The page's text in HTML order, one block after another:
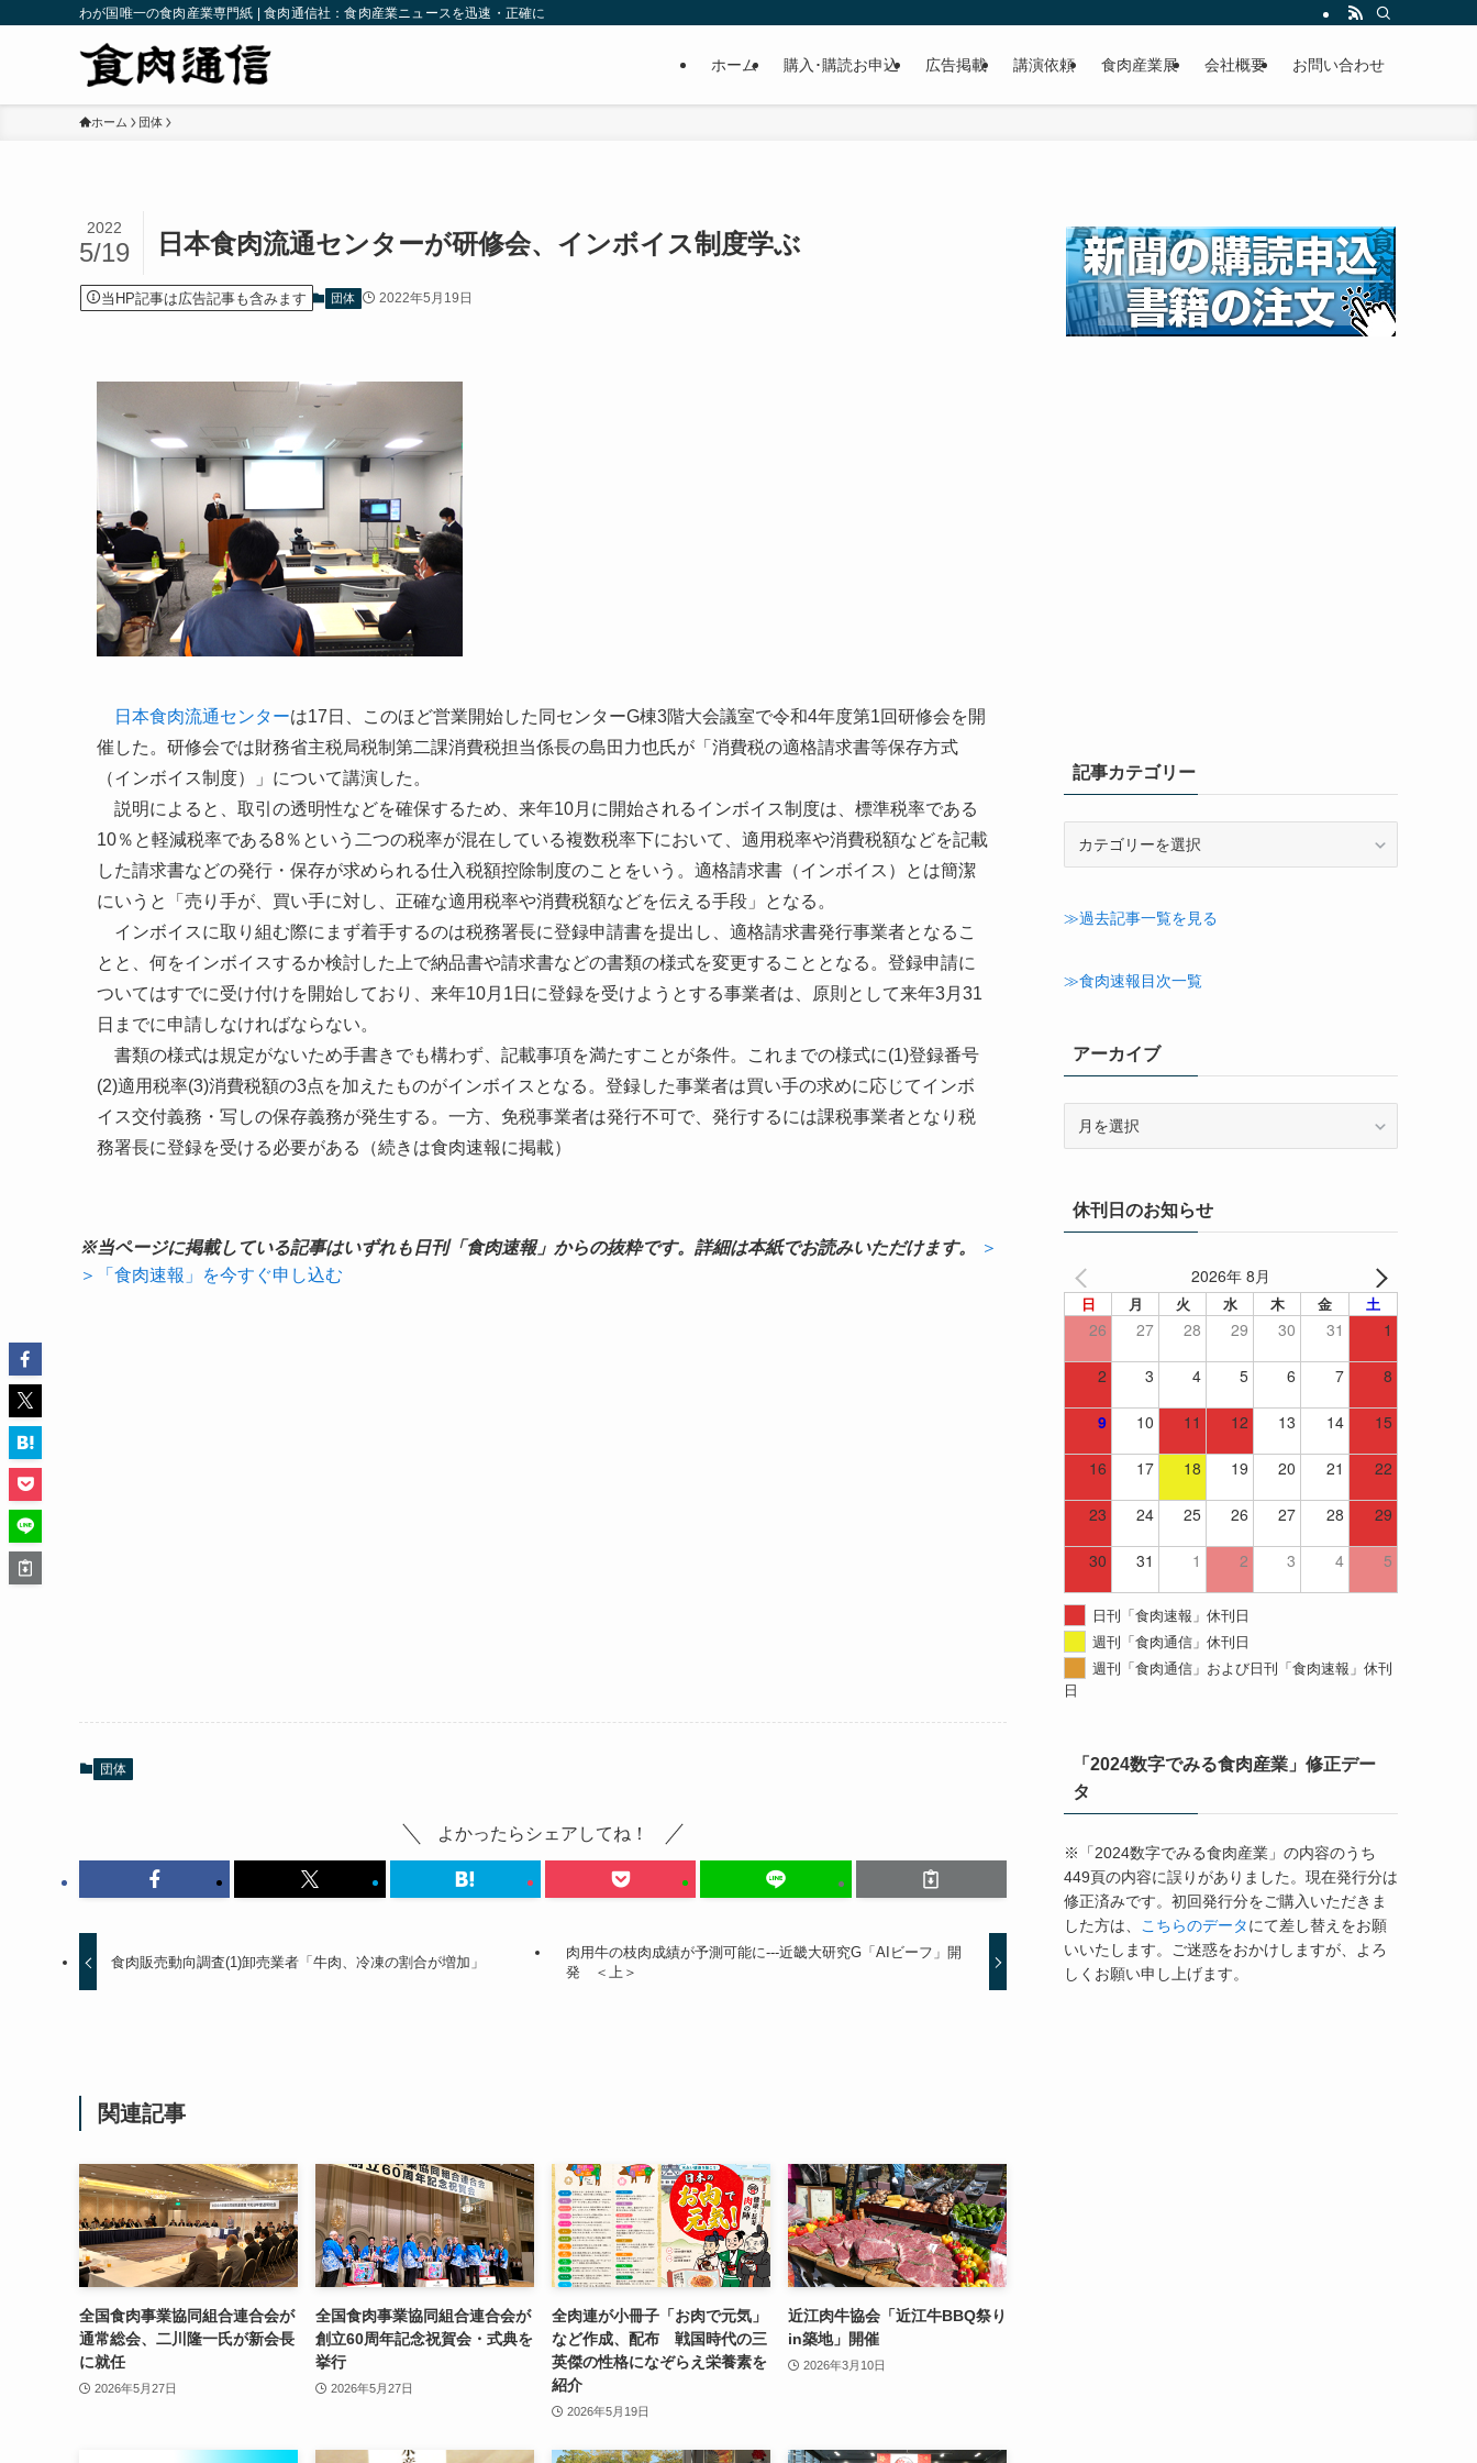
わが国唯一の食肉産業専門紙 | 食肉通信社：食肉産業ニュースを迅速・正確に
ホーム 購入･購読お申込 広告掲載 講演依頼 食肉産業展 会社概要 お問い合わせ
ホーム 団体
日本食肉流通センターが研修会、インボイス制度学ぶ
2022
5/19
当HP記事は広告記事も含みます 団体 2022年5月19日
日本食肉流通センターは17日、このほど営業開始した同センターG棟3階大会議室で令和4年度第1回研修会を開
催した。研修会では財務省主税局税制第二課消費税担当係長の島田力也氏が「消費税の適格請求書等保存方式
（インボイス制度）」について講演した。
説明によると、取引の透明性などを確保するため、来年10月に開始されるインボイス制度は、標準税率である
10％と軽減税率である8％という二つの税率が混在している複数税率下において、適用税率や消費税額などを記載
した請求書などの発行・保存が求められる仕入税額控除制度のことをいう。適格請求書（インボイス）とは簡潔
にいうと「売り手が、買い手に対し、正確な適用税率や消費税額などを伝える手段」となる。
インボイスに取り組む際にまず着手するのは税務署長に登録申請書を提出し、適格請求書発行事業者となるこ
とと、何をインボイスするか検討した上で納品書や請求書などの書類の様式を変更することとなる。登録申請に
ついてはすでに受け付けを開始しており、来年10月1日に登録を受けようとする事業者は、原則として来年3月31
日までに申請しなければならない。
書類の様式は規定がないため手書きでも構わず、記載事項を満たすことが条件。これまでの様式に(1)登録番号
(2)適用税率(3)消費税額の3点を加えたものがインボイスとなる。登録した事業者は買い手の求めに応じてインボ
イス交付義務・写しの保存義務が発生する。一方、免税事業者は発行不可で、発行するには課税事業者となり税
務署長に登録を受ける必要がある（続きは食肉速報に掲載）
※当ページに掲載している記事はいずれも日刊「食肉速報」からの抜粋です。詳細は本紙でお読みいただけます。
＞
＞「食肉速報」を今すぐ申し込む
団体
よかったらシェアしてね！
食肉販売動向調査(1)卸売業者「牛肉、冷凍の割合が増加」
肉用牛の枝肉成績が予測可能に---近畿大研究G「AIビーフ」開
発 ＜上＞
関連記事
全国食肉事業協同組合連合会が
通常総会、二川隆一氏が新会長
に就任
2026年5月27日
全国食肉事業協同組合連合会が
創立60周年記念祝賀会・式典を
挙行
2026年5月27日
全肉連が小冊子「お肉で元気」
など作成、配布 戦国時代の三
英傑の性格になぞらえ栄養素を
紹介
2026年5月19日
近江肉牛協会「近江牛BBQ祭り
in築地」開催
2026年3月10日
記事カテゴリー
ゴ
ー
≫過去記事一覧を見る
≫食肉速報目次一覧
アーカイブ
ブ休刊日のお知らせ
2026年 8月
日 月 火 水 木 金 土
26 27 28 29 30 31 1
2 3 4 5 6 7 8
9 10 11 12 13 14 15
16 17 18 19 20 21 22
23 24 25 26 27 28 29
30 31 1 2 3 4 5
日刊「食肉速報」休刊日
週刊「食肉通信」休刊日
週刊「食肉通信」および日刊「食肉速報」休刊
日
「2024数字でみる食肉産業」修正デー
タ
※「2024数字でみる食肉産業」の内容のうち
449頁の内容に誤りがありました。現在発行分は
修正済みです。初回発行分をご購入いただきま
した方は、
こちらのデータにて差し替えをお願
いいたします。ご迷惑をおかけしますが、よろ
しくお願い申し上げます。